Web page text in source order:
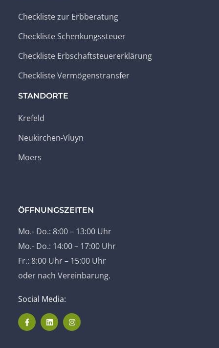
Checkliste zur Erbberatung
Checkliste Schenkungssteuer
Checkliste Erbschaftsteuererklärung
Checkliste Vermögenstransfer
STANDORTE
Krefeld
Neukirchen-Vluyn
Moers
ÖFFNUNGSZEITEN
Mo.- Do.: 8:00 – 13:00 Uhr
Mo.- Do.: 14:00 – 17:00 Uhr
Fr.: 8:00 Uhr – 15:00 Uhr
oder nach Vereinbarung.
Social Media: